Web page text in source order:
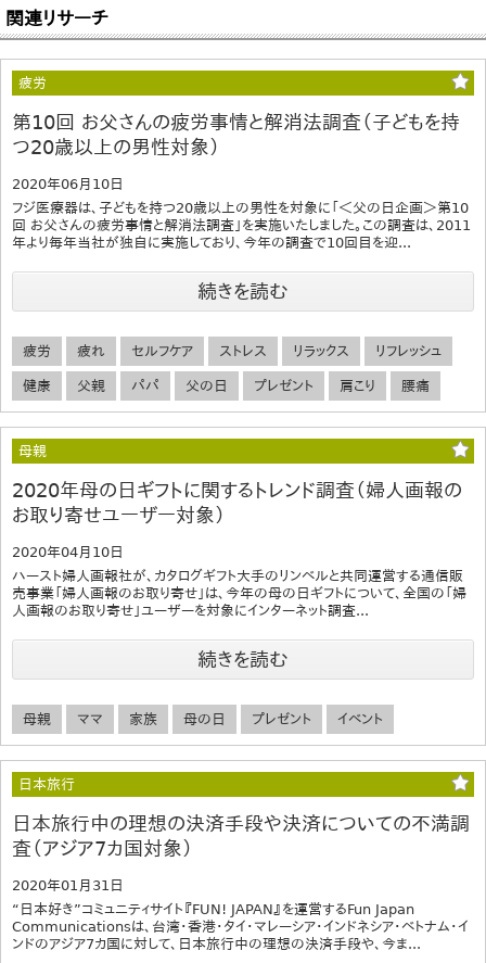
関連リサーチ
疲労
第10回 お父さんの疲労事情と解消法調査（子どもを持
つ20歳以上の男性対象）
2020年06月10日
フジ医療器は、子どもを持つ20歳以上の男性を対象に「＜父の日企画＞第10
回 お父さんの疲労事情と解消法調査」を実施いたしました。この調査は、2011
年より毎年当社が独自に実施しており、今年の調査で10回目を迎...
続きを読む
疲労 疲れ セルフケア ストレス リラックス リフレッシュ
健康 父親 パパ 父の日 プレゼント 肩こり 腰痛
母親
2020年母の日ギフトに関するトレンド調査（婦人画報の
お取り寄せユーザー対象）
2020年04月10日
ハースト婦人画報社が、カタログギフト大手のリンベルと共同運営する通信販
売事業「婦人画報のお取り寄せ」は、今年の母の日ギフトについて、全国の「婦
人画報のお取り寄せ」ユーザーを対象にインターネット調査...
続きを読む
母親 ママ 家族 母の日 プレゼント イベント
日本旅行
日本旅行中の理想の決済手段や決済についての不満調
査（アジア7カ国対象）
2020年01月31日
“日本好き”コミュニティサイト『FUN! JAPAN』を運営するFun Japan
Communicationsは、台湾・香港・タイ・マレーシア・インドネシア・ベトナム・イ
ンドのアジア7カ国に対して、日本旅行中の理想の決済手段や、今ま...